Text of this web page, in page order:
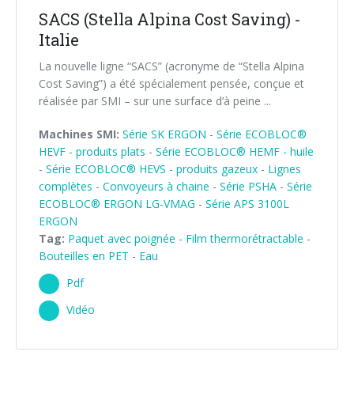
SACS (Stella Alpina Cost Saving) -
Italie
La nouvelle ligne “SACS” (acronyme de “Stella Alpina
Cost Saving”) a été spécialement pensée, conçue et
réalisée par SMI – sur une surface d’à peine ...
Machines SMI: Série SK ERGON - Série ECOBLOC®
HEVF - produits plats - Série ECOBLOC® HEMF - huile
- Série ECOBLOC® HEVS - produits gazeux - Lignes
complètes - Convoyeurs à chaine - Série PSHA - Série
ECOBLOC® ERGON LG-VMAG - Série APS 3100L
ERGON
Tag: Paquet avec poignée - Film thermorétractable -
Bouteilles en PET - Eau
Pdf
Vidéo